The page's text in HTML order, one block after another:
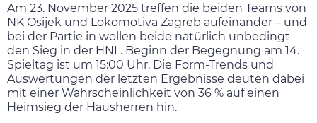
Am 23. November 2025 treffen die beiden Teams von
NK Osijek und Lokomotiva Zagreb aufeinander – und
bei der Partie in wollen beide natürlich unbedingt
den Sieg in der HNL. Beginn der Begegnung am 14.
Spieltag ist um 15:00 Uhr. Die Form-Trends und
Auswertungen der letzten Ergebnisse deuten dabei
mit einer Wahrscheinlichkeit von 36 % auf einen
Heimsieg der Hausherren hin.